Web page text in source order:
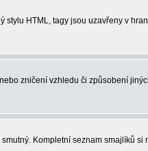
HTML, tagy jsou uzavřeny v
zničení vzhledu či způsobení
Kompletní seznam smajlíků